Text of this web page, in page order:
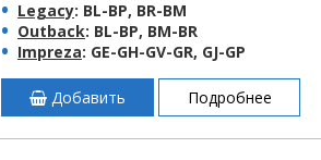
Legacy: BL-BP, BR-BM
Outback: BL-BP, BM-BR
Impreza: GE-GH-GV-GR, GJ-GP
Добавить Подробнее